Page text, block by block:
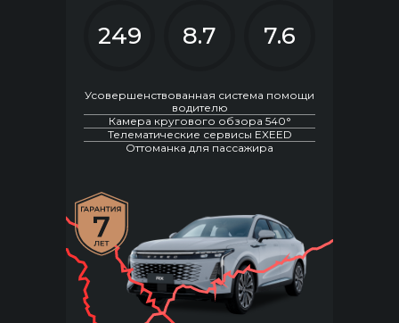
249 8.7 7.6
Усовершенствованная система помощи
водителю
Камера кругового обзора 540°
Телематические сервисы EXEED
Оттоманка для пассажира